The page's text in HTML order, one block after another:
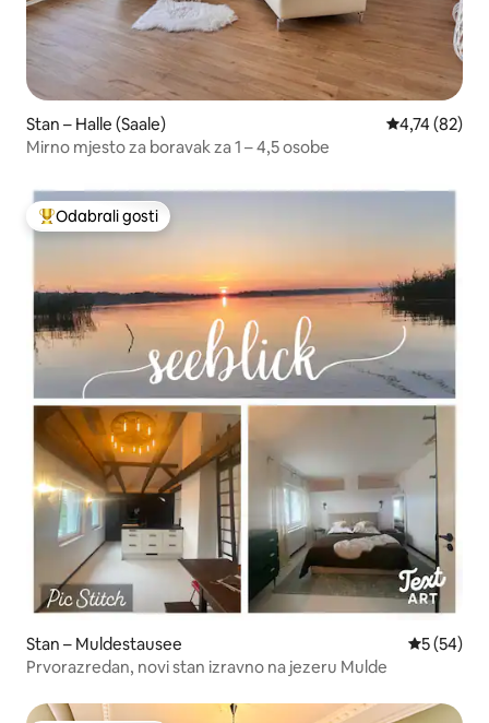
Stan – Halle (Saale) Prosječna
4,74 (82)
Mirno mjesto za boravak za 1 – 4,5 osobe
Među najviše rangiranima s oznakom „Odabrali gosti”
Odabrali gosti
Stan – Muldestausee Prosječna
5 (54)
Prvorazredan, novi stan izravno na jezeru Mulde